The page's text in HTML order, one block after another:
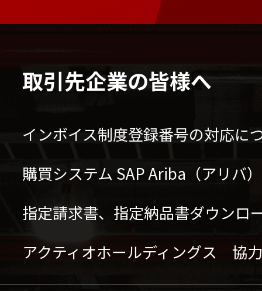
取引先企業の皆様へ
インボイス制度登録番号の対応に
購買システム SAP Ariba（アリバ
指定請求書、指定納品書ダウンロ
アクティオホールディングス 協